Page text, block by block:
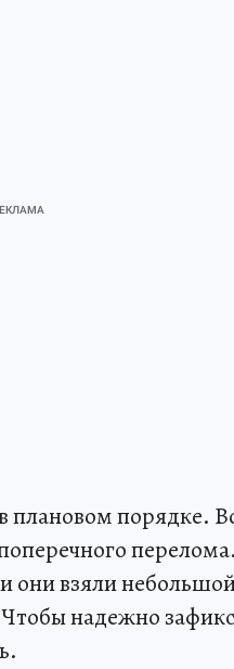
плановом порядке.
они взяли
надежно